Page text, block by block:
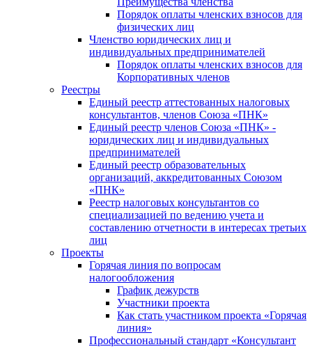
Порядок оплаты членских взносов для
физических лиц
Членство юридических лиц и
индивидуальных предпринимателей
Порядок оплаты членских взносов для
Корпоративных членов
Реестры
Единый реестр аттестованных налоговых
консультантов, членов Союза «ПНК»
Единый реестр членов Союза «ПНК» -
юридических лиц и индивидуальных
предпринимателей
Единый реестр образовательных
организаций, аккредитованных Союзом
«ПНК»
Реестр налоговых консультантов со
специализацией по ведению учета и
составлению отчетности в интересах третьих
лиц
Проекты
Горячая линия по вопросам
налогообложения
График дежурств
Участники проекта
Как стать участником проекта «Горячая
линия»
Профессиональный стандарт «Консультант